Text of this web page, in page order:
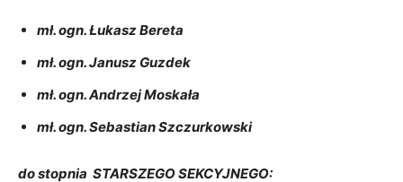
mł. ogn. Łukasz Bereta
mł. ogn. Janusz Guzdek
mł. ogn. Andrzej Moskała
mł. ogn. Sebastian Szczurkowski
do stopnia STARSZEGO SEKCYJNEGO: